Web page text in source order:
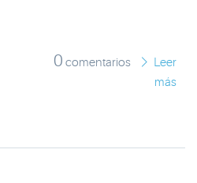
0 comentarios
Leer
más